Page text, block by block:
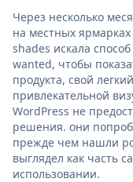
Через несколько
на местных
shades искала
wanted, чтобы
продукта, свой
привлекательной
WordPress не
решения. они
прежде чем нашли
выглядел как часть
использовании.